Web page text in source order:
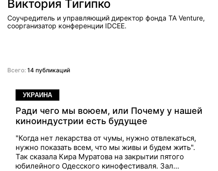
Виктория Тигипко
Соучредитель и управляющий директор фонда TA Venture,
соорганизатор конференции IDCEE.
Всего: 14 публикаций
УКРАИНА
Ради чего мы воюем, или Почему у нашей
киноиндустрии есть будущее
"Когда нет лекарства от чумы, нужно отвлекаться,
нужно показать всем, что мы живы и будем жить".
Так сказала Кира Муратова на закрытии пятого
юбилейного Одесского кинофестиваля. Зал